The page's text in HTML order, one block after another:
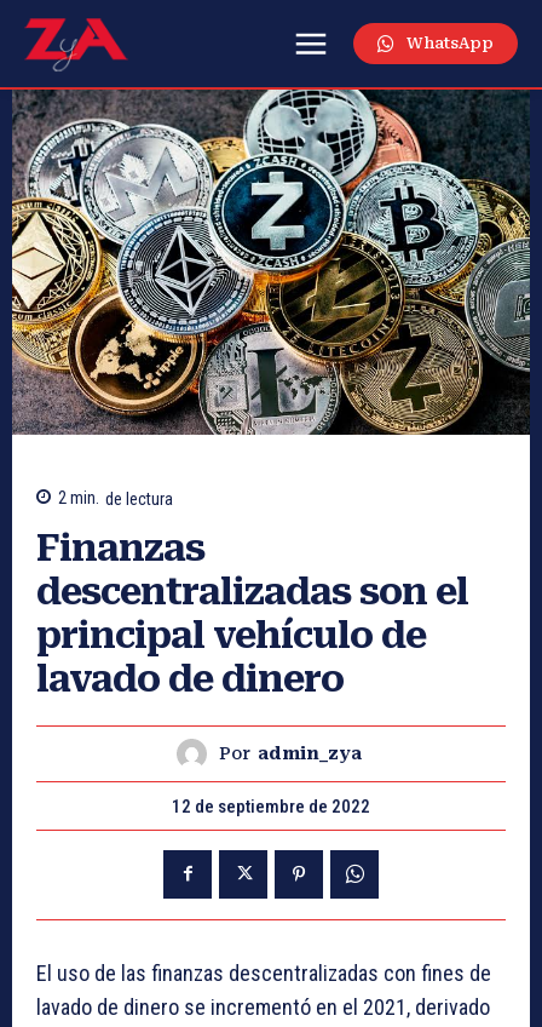
WhatsApp
2min. de lectura
Finanzas
descentralizadas son el
principal vehículo de
lavado de dinero
Por admin_zya
12 de septiembre de 2022
El uso de las finanzas descentralizadas con fines de
lavado de dinero se incrementó en el 2021, derivado